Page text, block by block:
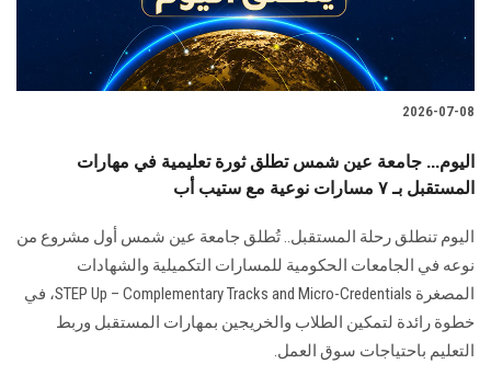
2026-07-08
اليوم... جامعة عين شمس تطلق ثورة تعليمية في مهارات
المستقبل بـ ٧ مسارات نوعية مع ستيب أب
اليوم تنطلق رحلة المستقبل.. تُطلق جامعة عين شمس أول مشروع من
نوعه في الجامعات الحكومية للمسارات التكميلية والشهادات
المصغرة STEP Up – Complementary Tracks and Micro-Credentials، في
خطوة رائدة لتمكين الطلاب والخريجين بمهارات المستقبل وربط
التعليم باحتياجات سوق العمل.